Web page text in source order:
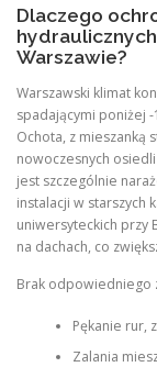
Dlaczego
Warszawie?
Warszawski klimat
spadającymi poniżej
Ochota, z mieszanką
nowoczesnych
jest szczególnie
instalacji w starszych
uniwersyteckich przy
na dachach, co
Brak odpowiedniego
Pękanie rur,
Zalania